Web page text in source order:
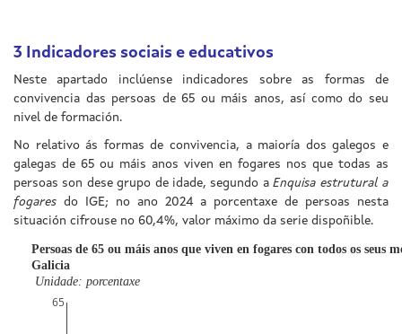
3 Indicadores sociais e educativos
Neste apartado inclúense indicadores sobre as formas de
convivencia das persoas de 65 ou máis anos, así como do seu
nivel de formación.
No relativo ás formas de convivencia, a maioría dos galegos e
galegas de 65 ou máis anos viven en fogares nos que todas as
persoas son dese grupo de idade, segundo aEnquisa estrutural a
fogares do IGE; no ano 2024 a porcentaxe de persoas nesta
situación cifrouse no 60,4%, valor máximo da serie dispoñible.
65
Persoas de 65 ou máis anos que viven en fogares con todos os seus
Galicia
Unidade: porcentaxe